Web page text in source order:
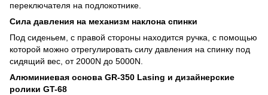
переключателя на подлокотнике.
Сила давления на механизм наклона спинки
Под сиденьем, с правой стороны находится ручка, с помощью
которой можно отрегулировать силу давления на спинку под
сидящий вес, от 2000N до 5000N.
Алюминиевая основа GR-350 Lasing и дизайнерские
ролики GT-68